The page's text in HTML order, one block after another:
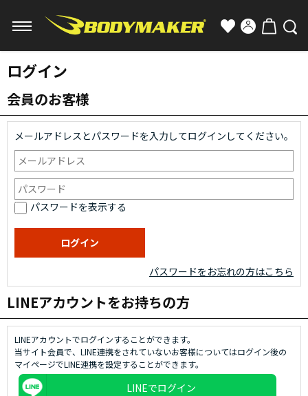
ログイン
会員のお客様
メールアドレスとパスワードを入力してログインしてください。
パスワードを表示する
パスワードをお忘れの方はこちら
LINEアカウントをお持ちの方
LINEアカウントでログインすることができます。
当サイト会員で、LINE連携をされていないお客様についてはログイン後の
マイページでLINE連携を設定することができます。
LINEでログイン